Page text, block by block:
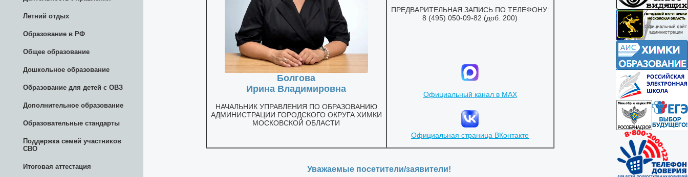
Летний отдых
Образование в РФ
Общее образование
Дошкольное образование
Образование для детей с ОВЗ
Дополнительное образование
Образовательные стандарты
Поддержка семей участников
СВО
Итоговая аттестация